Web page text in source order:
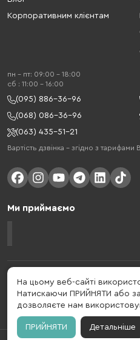
Корпоративним клієнтам
пн - пт: 09:00 - 18:00
cб : 11:00 - 16:00
(095) 886-36-96
(068) 086-36-96
(063) 435-51-21
Вартість дзвінка – згідно з
Ми приймаємо
Gelius - український бренд, який
гаджетів та мобільних аксесуарів.
- це набагато більше ніж просто
собі драйв, радість, швидкість,
На цьому веб-сайті
Натискаючи ПРИЙНЯТИ або
дозволяєте нам
ПРИЙНЯТИ Детальніше